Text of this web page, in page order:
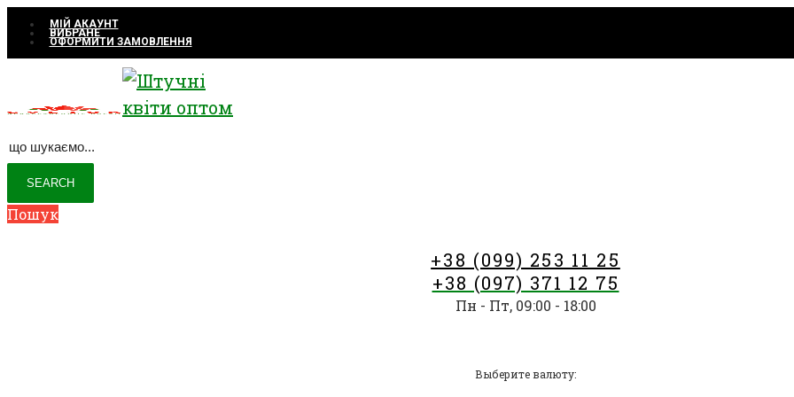
МІЙ АКАУНТ
ВИБРАНЕ
ОФОРМИТИ ЗАМОВЛЕННЯ
Пошук
+38 (099) 253 11 25
+38 (097) 371 12 75
Пн - Пт, 09:00 - 18:00
Выберите валюту: